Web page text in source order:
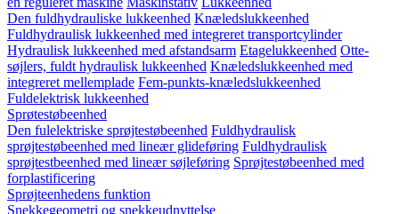
Den fuldhydrauliske lukkeenhed Knæledslukkeenhed
Fuldhydraulisk lukkeenhed med integreret transportcylinder
Hydraulisk lukkeenhed med afstandsarm Etagelukkeenhed Otte-
søjlers, fuldt hydraulisk lukkeenhed Knæledslukkeenhed med
integreret mellemplade Fem-punkts-knæledslukkeenhed
Fuldelektrisk lukkeenhed
Sprøtestøbeenhed
Den fulelektriske sprøjtestøbeenhed Fuldhydraulisk
sprøjtestøbeenhed med lineær glideføring Fuldhydraulisk
sprøjtestbeenhed med lineær søjleføring Sprøjtestøbeenhed med
forplastificering
Sprøjteenhedens funktion
Snekkegeometri og snekkeudnyttelse